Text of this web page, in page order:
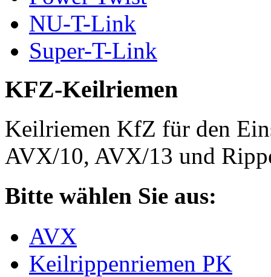
NU-T-Link
Super-T-Link
KFZ-Keilriemen
Keilriemen KfZ für den
AVX/10, AVX/13 und
Bitte wählen Sie aus:
AVX
Keilrippenriemen PK